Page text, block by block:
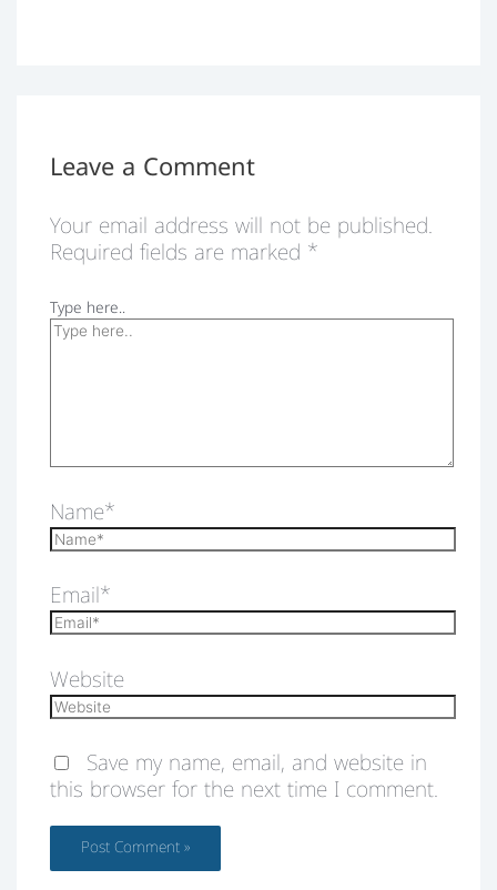
Leave a Comment
Your email address will not be published.
Required fields are marked *
Type here..
Name*
Email*
Website
Save my name, email, and website in
this browser for the next time I comment.